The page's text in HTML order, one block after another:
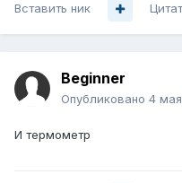
Вставить ник
Beginner
Опубликовано 4
И термометр